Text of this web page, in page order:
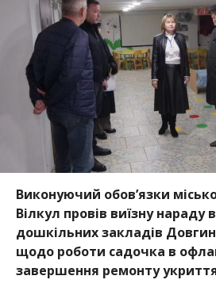
Виконуючий обов’язки
Вілкул провів виїзну нараду
дошкільних закладів
щодо роботи садочка в
завершення ремонту